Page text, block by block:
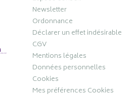
Newsletter
Ordonnance
Déclarer un effet indésirable
CGV
Mentions légales
Données personnelles
Cookies
Mes préférences Cookies